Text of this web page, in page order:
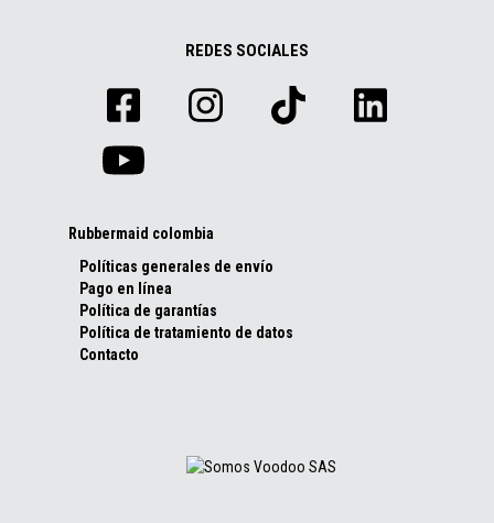
REDES SOCIALES
Rubbermaid colombia
Políticas generales de envío
Pago en línea
Política de garantías
Política de tratamiento de datos
Contacto